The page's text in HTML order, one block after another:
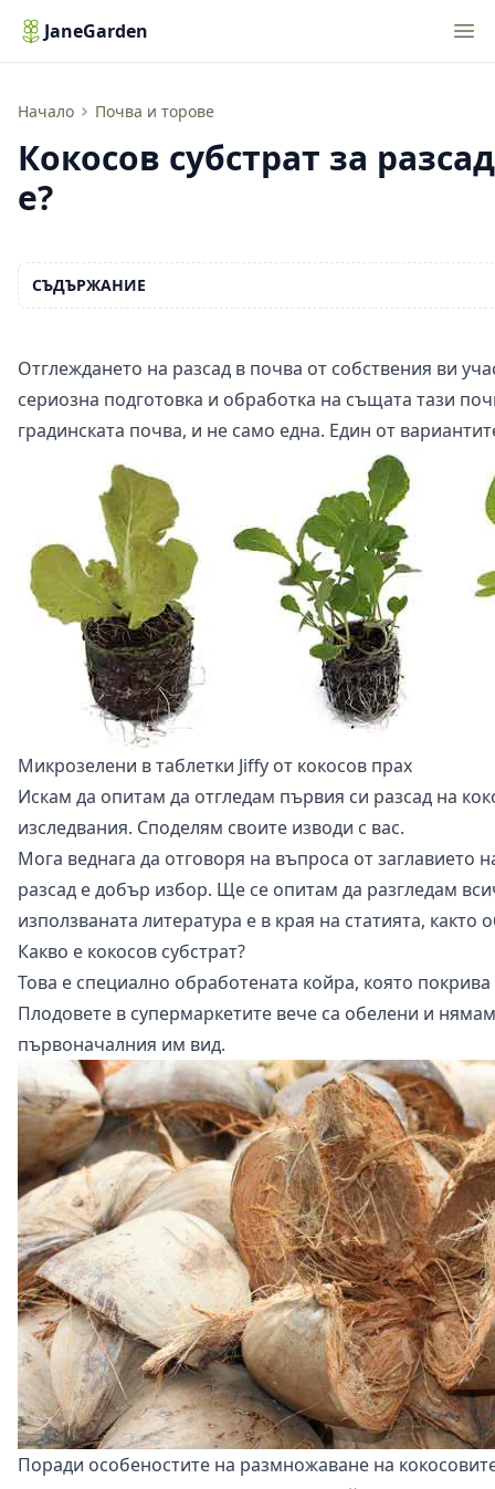
JaneGarden
Начало Почва и торове
Кокосов субстрат за разсад. Добър избор ли е?
Кокосов субстрат за
е?
Отглеждането на разсад в почва от собствения ви
сериозна подготовка и обработка на същата тази
градинската почва, и не само една. Един от
Микрозелени в таблетки Jiffy от кокосов прах
Искам да опитам да отгледам първия си разсад на
изследвания. Споделям своите изводи с вас.
Мога веднага да отговоря на въпроса от заглавието
разсад е добър избор. Ще се опитам да разгледам
използваната литература е в края на статията, както
Какво е кокосов субстрат?
Това е специално обработената койра, която
Плодовете в супермаркетите вече са обелени и
първоначалния им вид.
Поради особеностите на размножаване на
СЪДЪРЖАНИЕ